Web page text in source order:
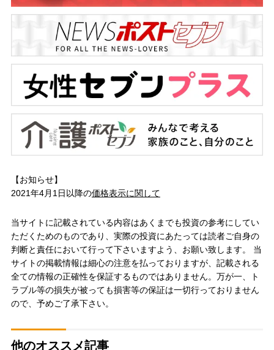
【お知らせ】
2021年4月1日以降の価格表示に関して
当サイトに記載されている内容はあくまでも投資の参考にしてい
ただくためのものであり、実際の投資にあたっては読者ご自身の
判断と責任において行って下さいますよう、お願い致します。 当
サイトの掲載情報は細心の注意を払っておりますが、記載される
全ての情報の正確性を保証するものではありません。万が一、ト
ラブル等の損失が被っても損害等の保証は一切行っておりません
ので、予めご了承下さい。
他のオススメ記事